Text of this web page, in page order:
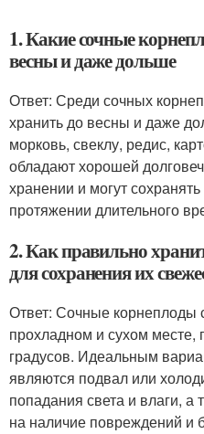
1. Какие сочные
весны и даже дольше
Ответ: Среди сочных
хранить до весны и даже
морковь, свеклу, редис,
обладают хорошей
хранении и могут
протяжении длительного
2. Как правильно
для сохранения их
Ответ: Сочные корнеплоды
прохладном и сухом месте,
градусов. Идеальным
являются подвал или
попадания света и влаги,
на наличие повреждений и